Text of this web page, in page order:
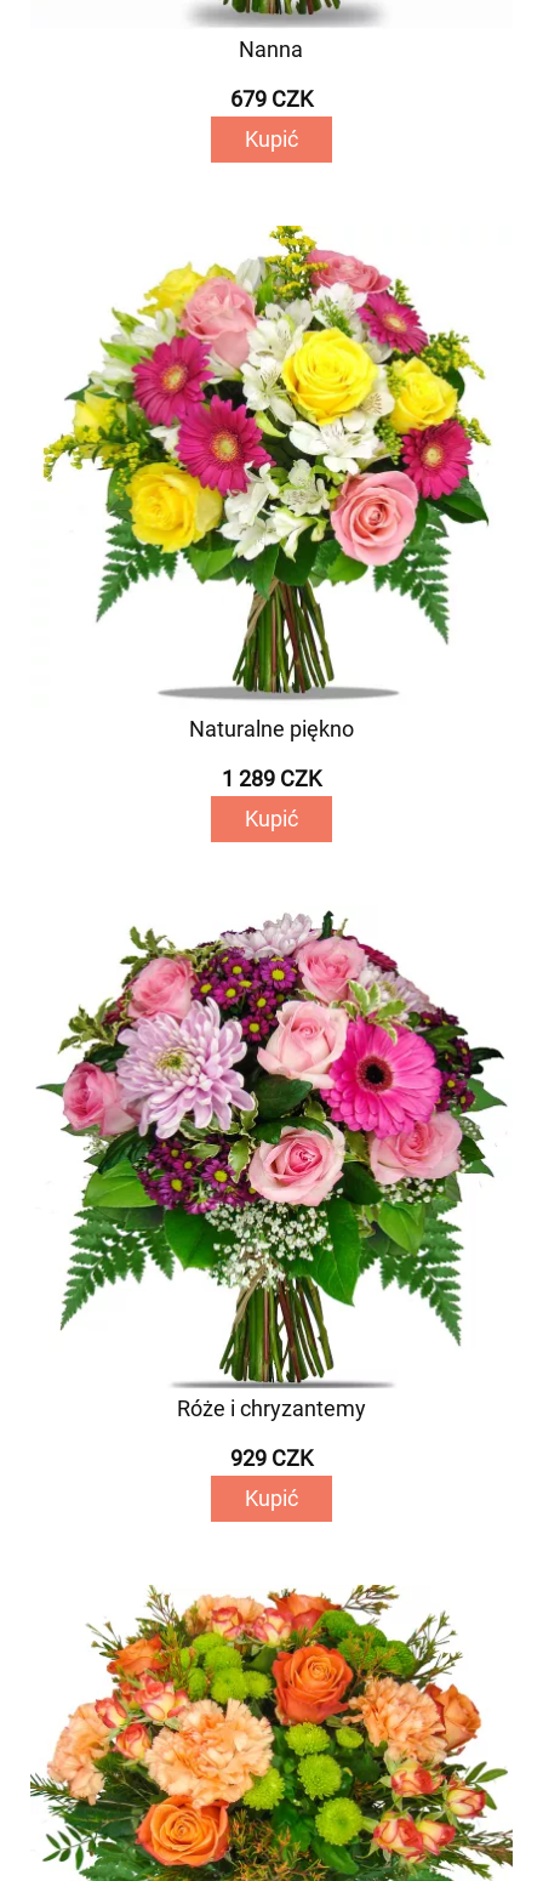
Nanna
679 CZK
Kupić
Naturalne piękno
1 289 CZK
Kupić
Róże i chryzantemy
929 CZK
Kupić